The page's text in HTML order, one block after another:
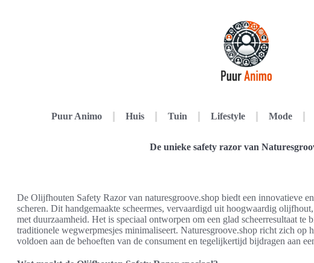
Puur Animo Huis Tuin Lifestyle Mode
De unieke safety razor van
De Olijfhouten Safety Razor van naturesgroove.shop biedt een innovatieve
scheren. Dit handgemaakte scheermes, vervaardigd uit hoogwaardig
met duurzaamheid. Het is speciaal ontworpen om een glad scheerresultaat te
traditionele wegwerpmesjes minimaliseert. Naturesgroove.shop richt zich op
voldoen aan de behoeften van de consument en tegelijkertijd bijdragen aan